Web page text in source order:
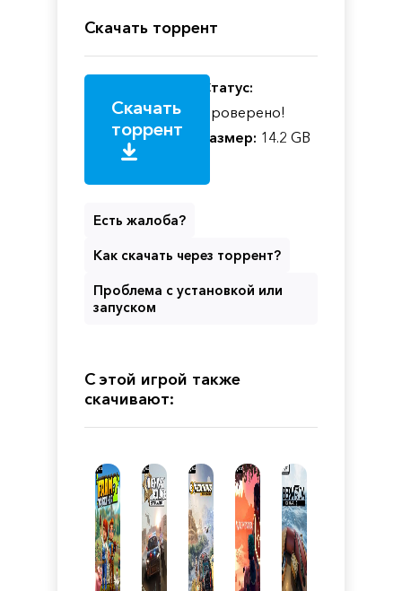
Скачать торрент
Скачать
торрент
Статус:
Проверено!
Размер: 14.2 GB
Есть жалоба?
Как скачать через торрент?
Проблема с установкой или
запуском
С этой игрой также
скачивают: